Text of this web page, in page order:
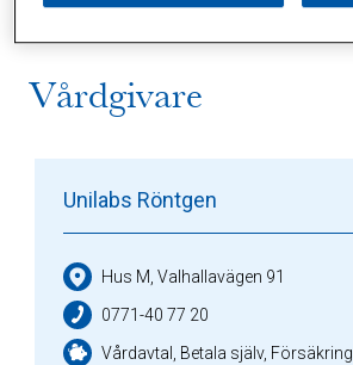
Vårdgivare
Unilabs Röntgen
Hus M, Valhallavägen 91
0771-40 77 20
Vårdavtal, Betala själv, Försäkring